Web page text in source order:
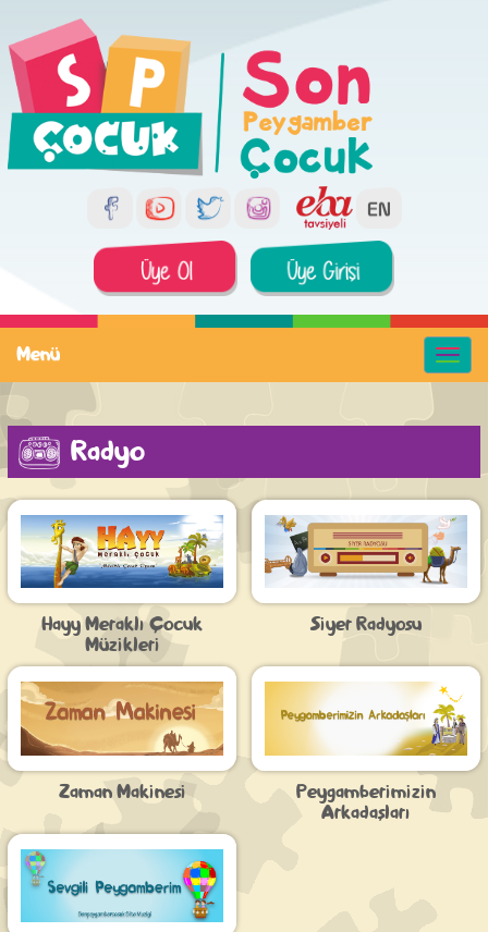
Menü
Radyo
Hayy Meraklı Çocuk
Müzikleri
Siyer Radyosu
Zaman Makinesi
Peygamberimizin
Arkadaşları